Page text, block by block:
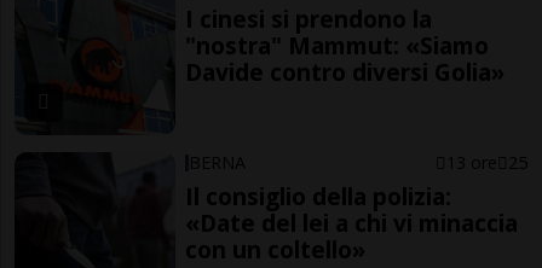
I cinesi si prendono la
"nostra" Mammut: «Siamo
Davide contro diversi Golia»
BERNA 13 ore 25
Il consiglio della polizia:
«Date del lei a chi vi minaccia
con un coltello»